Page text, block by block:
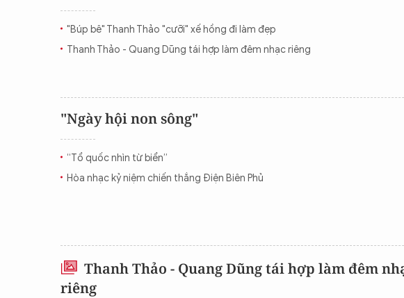
"Búp bê" Thanh Thảo "cưỡi" xế hồng đi làm đẹp
Thanh Thảo - Quang Dũng tái hợp làm đêm nhạc riêng
"Ngày hội non sông"
“Tổ quốc nhìn từ biển”
Hòa nhạc kỷ niệm chiến thắng Điện Biên Phủ
Thanh Thảo - Quang Dũng tái hợp làm đêm
riêng